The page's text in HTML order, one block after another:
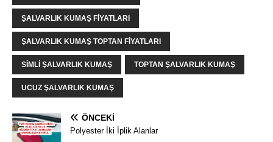
ŞALVARLIK KUMAŞ FIYATLARI
ŞALVARLIK KUMAŞ TOPTAN FIYATLARI
SIMLI ŞALVARLIK KUMAŞ TOPTAN ŞALVARLIK KUMAŞ
UCUZ ŞALVARLIK KUMAŞ
ÖNCEKI
Polyester İki İplik Alanlar